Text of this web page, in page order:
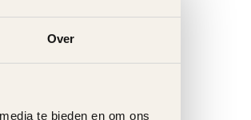
Over
te bieden en om ons